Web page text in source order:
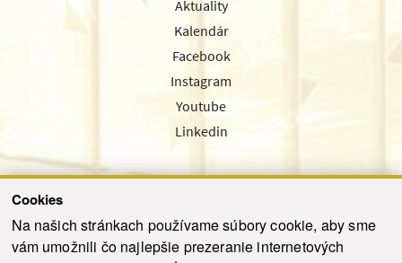
Cookies
Na našich stránkach používame súbory cookie, aby sme
vám umožnili čo najlepšie prezeranie internetových
Aktuality
Kalendár
Facebook
Instagram
Youtube
Linkedin